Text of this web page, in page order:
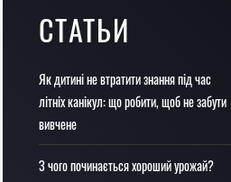
СТАТЬИ
Як дитині не втратити знання під час
літніх канікул: що робити, щоб не забути
вивчене
З чого починається хороший урожай?